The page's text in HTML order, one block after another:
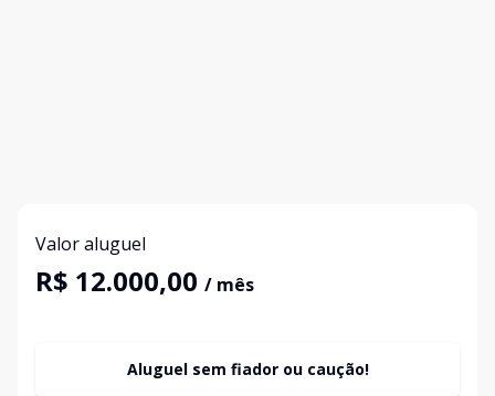
Valor aluguel
R$ 12.000,00 / mês
Aluguel sem fiador ou caução!